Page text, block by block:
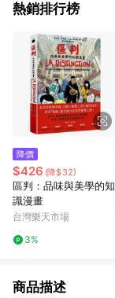
熱銷排行榜
降價
$426 (降$32)
區判：品味與美學的知
識漫畫
台灣樂天市場
3%
商品描述